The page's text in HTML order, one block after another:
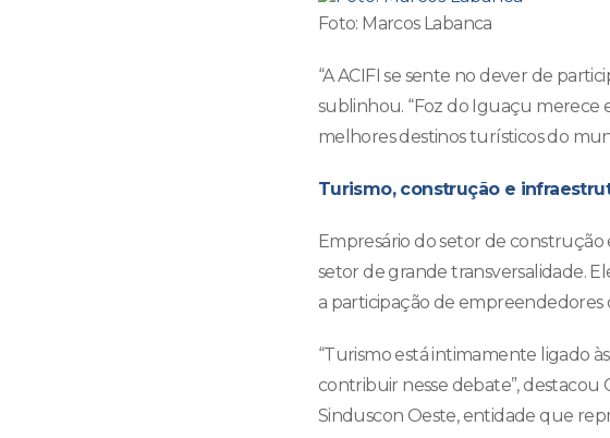
Foto: Marcos Labanca
“A ACIFI se sente no dever de
sublinhou. “Foz do Iguaçu merece
melhores destinos turísticos do
Turismo, construção e
Empresário do setor de
setor de grande transversalidade.
a participação de empreendedores
“Turismo está intimamente ligado
contribuir nesse debate”,
Sinduscon Oeste, entidade que